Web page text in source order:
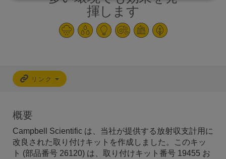
揮します
リンク
概要
Campbell Scientific は、当社が提供する放射収支計用に
改良された取り付けキットを作成しました。このキッ
ト (部品番号 26120) は、取り付けキット番号 19455 お